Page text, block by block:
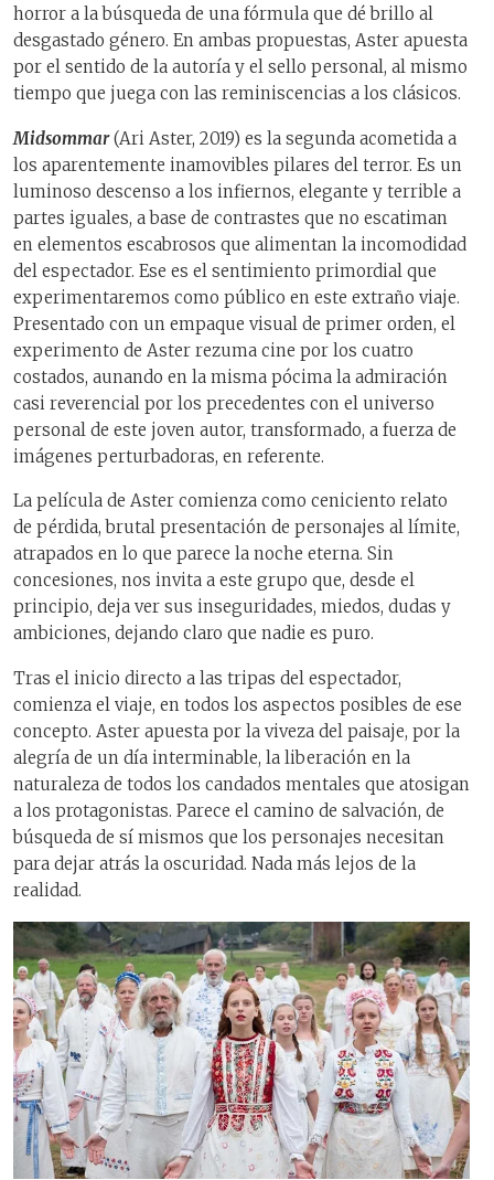
horror a la búsqueda de una fórmula que dé brillo al
desgastado género. En ambas propuestas, Aster apuesta
por el sentido de la autoría y el sello personal, al mismo
tiempo que juega con las reminiscencias a los clásicos.
Midsommar(Ari Aster, 2019) es la segunda acometida a
los aparentemente inamovibles pilares del terror. Es un
luminoso descenso a los infiernos, elegante y terrible a
partes iguales, a base de contrastes que no escatiman
en elementos escabrosos que alimentan la incomodidad
del espectador. Ese es el sentimiento primordial que
experimentaremos como público en este extraño viaje.
Presentado con un empaque visual de primer orden, el
experimento de Aster rezuma cine por los cuatro
costados, aunando en la misma pócima la admiración
casi reverencial por los precedentes con el universo
personal de este joven autor, transformado, a fuerza de
imágenes perturbadoras, en referente.
La película de Aster comienza como ceniciento relato
de pérdida, brutal presentación de personajes al límite,
atrapados en lo que parece la noche eterna. Sin
concesiones, nos invita a este grupo que, desde el
principio, deja ver sus inseguridades, miedos, dudas y
ambiciones, dejando claro que nadie es puro.
Tras el inicio directo a las tripas del espectador,
comienza el viaje, en todos los aspectos posibles de ese
concepto. Aster apuesta por la viveza del paisaje, por la
alegría de un día interminable, la liberación en la
naturaleza de todos los candados mentales que atosigan
a los protagonistas. Parece el camino de salvación, de
búsqueda de sí mismos que los personajes necesitan
para dejar atrás la oscuridad. Nada más lejos de la
realidad.